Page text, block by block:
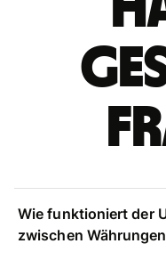
Wie funktioniert der
zwischen